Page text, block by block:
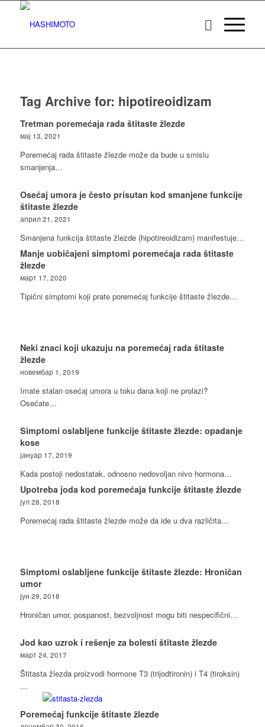
Tag Archive for: hipotireoidizam
Tretman poremećaja rada štitaste žlezde
мај 13, 2021
Poremećaj rada štitaste žlezde može da bude u smislu
smanjenja…
Osećaj umora je često prisutan kod smanjene funkcije
štitaste žlezde
април 21, 2021
Smanjena funkcija štitaste žlezde (hipotireoidizam) manifestuje…
Manje uobičajeni simptomi poremećaja rada štitaste
žlezde
март 17, 2020
Tipični simptomi koji prate poremećaj funkcije štitaste žlezde…
Neki znaci koji ukazuju na poremećaj rada štitaste
žlezde
новембар 1, 2019
Imate stalan osećaj umora u toku dana koji ne prolazi?
Osećate…
Simptomi oslabljene funkcije štitaste žlezde: opadanje
kose
јануар 17, 2019
Kada postoji nedostatak, odnosno nedovoljan nivo hormona…
Upotreba joda kod poremećaja funkcije štitaste žlezde
јул 28, 2018
Poremećaj rada štitaste žlezde može da ide u dva različita…
Simptomi oslabljene funkcije štitaste žlezde: Hroničan
umor
јун 29, 2018
Hroničan umor, pospanost, bezvoljnost mogu biti nespecifični…
Jod kao uzrok i rešenje za bolesti štitaste žlezde
март 24, 2017
Štitasta žlezda proizvodi hormone T3 (trijodtironin) i T4 (tiroksin)
…
Poremećaj funkcije štitaste žlezde